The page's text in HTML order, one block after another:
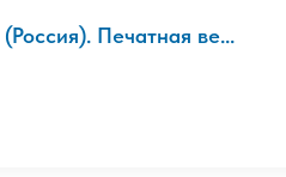
Печатная ве...